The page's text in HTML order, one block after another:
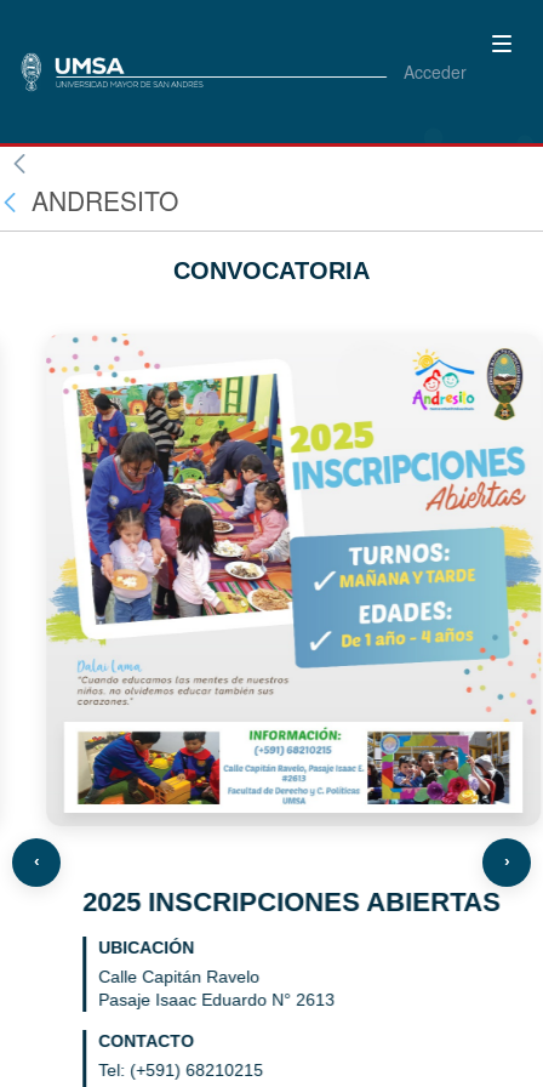
Acceder
ANDRESITO
CONVOCATORIA
‹
2025 INSCRIPCIONES ABIERTAS
UBICACIÓN
Calle Capitán Ravelo
Pasaje Isaac Eduardo N° 2613
CONTACTO
Tel: (+591) 68210215
›